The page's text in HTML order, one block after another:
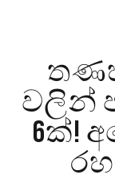
වලින්
6ක්!